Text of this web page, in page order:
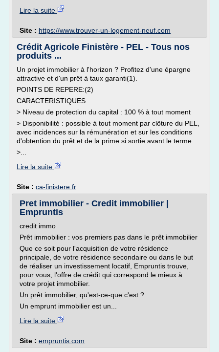
Lire la suite
Site : https://www.trouver-un-logement-neuf.com
Crédit Agricole Finistère - PEL - Tous nos
produits ...
Un projet immobilier à l'horizon ? Profitez d'une épargne
attractive et d'un prêt à taux garanti(1).
POINTS DE REPERE:(2)
CARACTERISTIQUES
> Niveau de protection du capital : 100 % à tout moment
> Disponibilité : possible à tout moment par clôture du PEL,
avec incidences sur la rémunération et sur les conditions
d'obtention du prêt et de la prime si sortie avant le terme
>...
Lire la suite
Site : ca-finistere.fr
Pret immobilier - Credit immobilier |
Empruntis
credit immo
Prêt immobilier : vos premiers pas dans le prêt immobilier
Que ce soit pour l'acquisition de votre résidence
principale, de votre résidence secondaire ou dans le but
de réaliser un investissement locatif, Empruntis trouve,
pour vous, l'offre de crédit qui correspond le mieux à
votre projet immobilier.
Un prêt immobilier, qu'est-ce-que c'est ?
Un emprunt immobilier est un...
Lire la suite
Site : empruntis.com